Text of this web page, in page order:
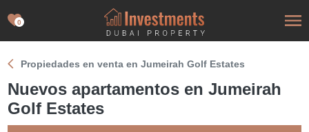
0
Propiedades en venta en Jumeirah Golf Estates
Nuevos apartamentos en Jumeirah
Golf Estates